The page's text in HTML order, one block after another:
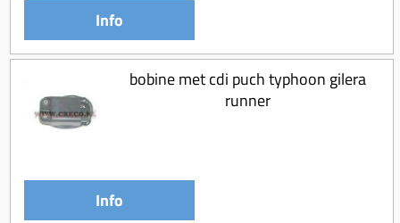
Info
bobine met cdi puch typhoon gilera
runner
Info